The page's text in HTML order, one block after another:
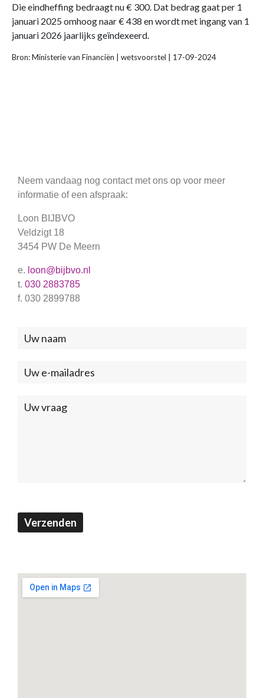
Die eindheffing bedraagt nu € 300. Dat bedrag gaat per 1
januari 2025 omhoog naar € 438 en wordt met ingang van 1
januari 2026 jaarlijks geïndexeerd.
Bron: Ministerie van Financiën | wetsvoorstel | 17-09-2024
Neem vandaag nog contact met ons op voor meer
informatie of een afspraak:
Loon BIJBVO
Veldzigt 18
3454 PW De Meern
e. loon@bijbvo.nl
t. 030 2883785
f. 030 2899788
Neem
met
ons
Verzenden